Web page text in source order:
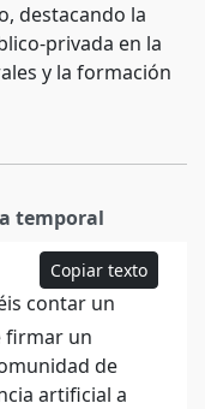
destacando la
privada en la
y la formación
temporal
Copiar texto
contar un
firmar un
de
artificial a